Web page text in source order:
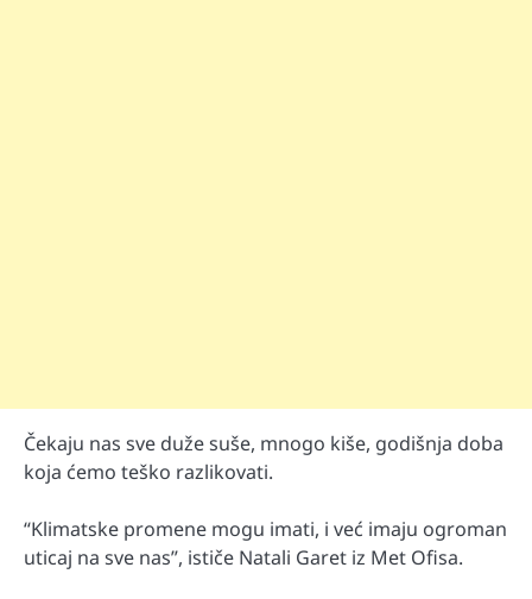
Čekaju nas sve duže suše, mnogo kiše, godišnja doba
koja ćemo teško razlikovati.
“Klimatske promene mogu imati, i već imaju ogroman
uticaj na sve nas”, ističe Natali Garet iz Met Ofisa.